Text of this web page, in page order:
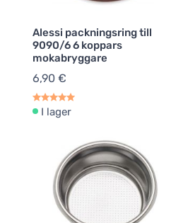
Alessi packningsring till
9090/6 6 koppars
mokabryggare
6,90 €
I lager